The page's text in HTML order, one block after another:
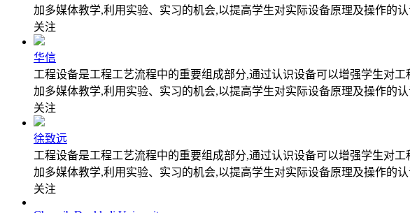
加多媒体教学,利用实验、实习的机会,以提高学生对实际设备原理及操作的认
关注
华信
工程设备是工程工艺流程中的重要组成部分,通过认识设备可以增强学生对
加多媒体教学,利用实验、实习的机会,以提高学生对实际设备原理及操作的认
关注
徐致远
工程设备是工程工艺流程中的重要组成部分,通过认识设备可以增强学生对
加多媒体教学,利用实验、实习的机会,以提高学生对实际设备原理及操作的认
关注